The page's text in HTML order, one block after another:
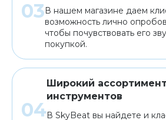
В нашем магазине даем
возможность лично
чтобы почувствовать его
покупкой.
Широкий
инструментов
В SkyBeat вы найдете и